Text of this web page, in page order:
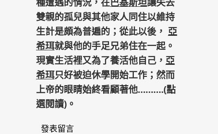
雙親的孤兒與其他家人同住以維持
生計是頗為普遍的；從此以後， 亞
希珥就與他的手足兄弟住在一起。
現實生活裡又為了養活他自己， 亞
希珥只好被迫休學開始工作；然而
上帝的眼睛始終看顧著他……….(點
選閱讀)。
發表留言